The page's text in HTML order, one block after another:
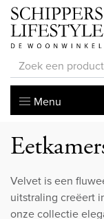
Menu
Velvet is een
uitstraling creëert
onze collectie